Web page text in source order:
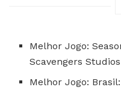
Melhor Jogo:
Scavengers
Melhor Jogo: